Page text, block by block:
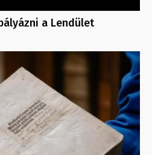
a Lendület